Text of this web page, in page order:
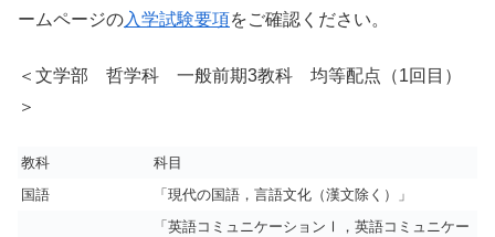
ームページの入学試験要項をご確認ください。
＜文学部 哲学科 一般前期3教科 均等配点（1回目）
＞
教科 科目
国語
「現代の国語，言語文化（漢文除く）」
「英語コミュニケーションⅠ，英語コミュニケー